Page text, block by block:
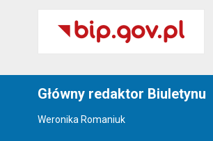
Główny redaktor Biuletynu
Weronika Romaniuk